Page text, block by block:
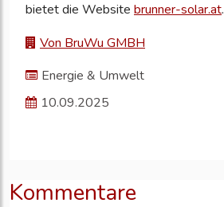
bietet die Website brunner-solar.at.
Von BruWu GMBH
Energie & Umwelt
10.09.2025
Kommentare